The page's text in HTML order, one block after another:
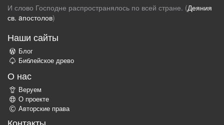
И слово Господне распространялось по всей стране. (Деяния
св. aпостолов)
Наши сайты
Блог
Библейское древо
О нас
Веруем
О проекте
Авторские права